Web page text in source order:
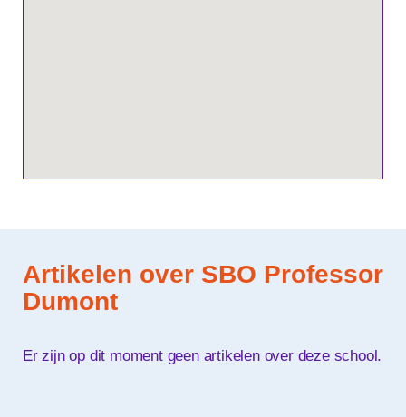
Artikelen over SBO Professor
Dumont
Er zijn op dit moment geen artikelen over deze school.